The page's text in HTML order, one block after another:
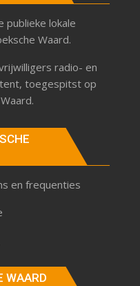
publieke lokale
Waard.
radio- en
toegespitst op
en frequenties
WAARD